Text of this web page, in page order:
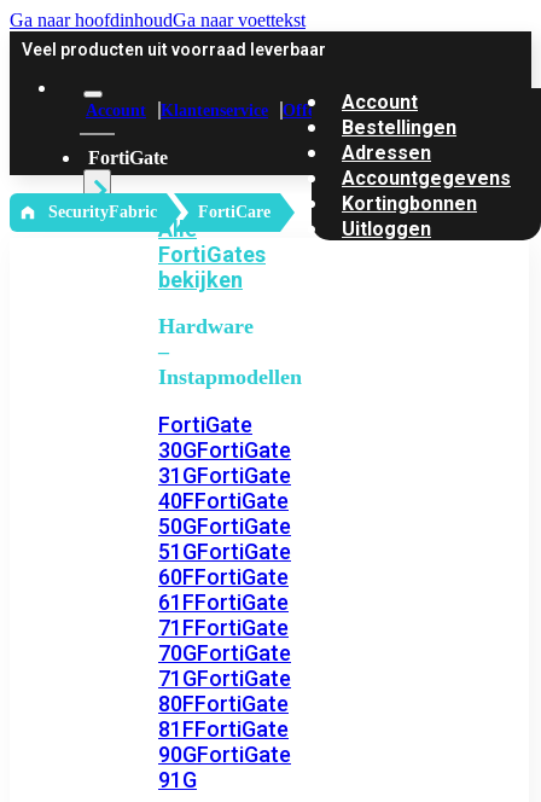
Ga naar hoofdinhoudGa naar voettekst
Veel producten uit voorraad leverbaar
Account Klantenservice Offerte
FortiGate
Alle
FortiGates
bekijken
Hardware
–
Instapmodellen
FortiGate
30GFortiGate
31GFortiGate
40FFortiGate
50GFortiGate
51GFortiGate
60FFortiGate
61FFortiGate
71FFortiGate
70GFortiGate
71GFortiGate
80FFortiGate
81FFortiGate
90GFortiGate
91G
Account
Bestellingen
Adressen
Accountgegevens
Kortingbonnen
Uitloggen
‎ SecurityFabric FortiCare